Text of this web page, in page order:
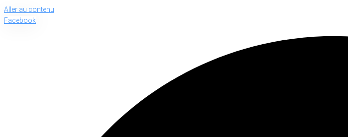
Aller au contenu
Facebook